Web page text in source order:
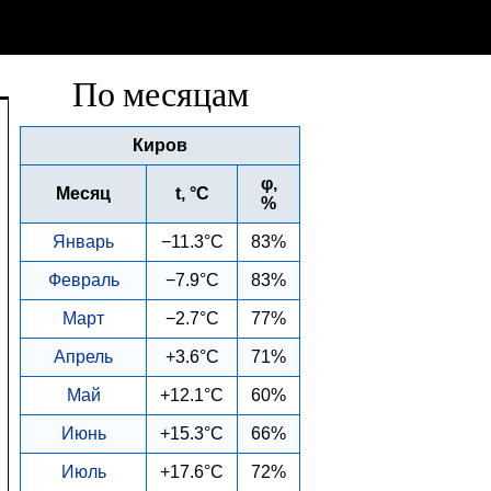
По месяцам
Киров
Месяц t, °C
φ,
%
Январь −11.3°C 83%
Февраль −7.9°C 83%
Март −2.7°C 77%
Апрель +3.6°C 71%
Май +12.1°C 60%
Июнь +15.3°C 66%
Июль +17.6°C 72%